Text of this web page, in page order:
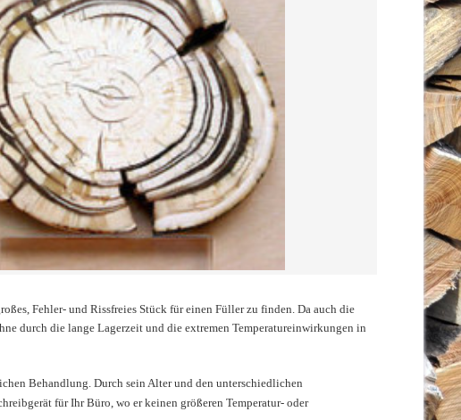
Fehler- und Rissfreies Stück für einen Füller zu finden. Da auch die
durch die lange Lagerzeit und die extremen Temperatureinwirkungen in
Behandlung. Durch sein Alter und den unterschiedlichen
für Ihr Büro, wo er keinen größeren Temperatur- oder